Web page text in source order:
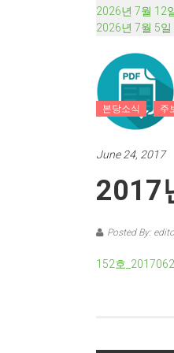
2026년 7월 12
2026년 7월 5일
본당소식 주
June 24, 2017
2017
Posted By:
152호